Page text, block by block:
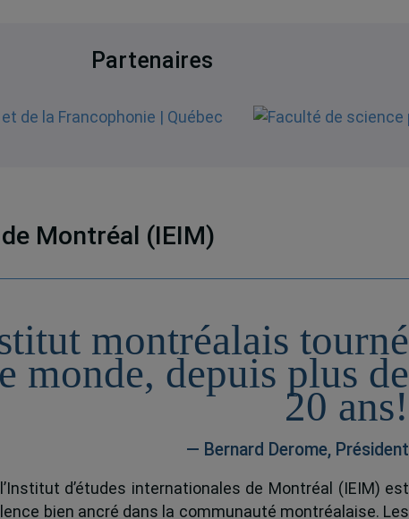
Partenaires
Montréal (IEIM)
montréalais tourné
monde, depuis plus de
20 ans!
— Bernard Derome, Président
d’études internationales de Montréal (IEIM) est
bien ancré dans la communauté montréalaise. Les